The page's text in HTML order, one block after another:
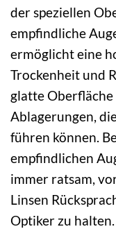
der speziellen
empfindliche
ermöglicht eine
Trockenheit und
glatte
Ablagerungen,
führen können.
empfindlichen
immer ratsam,
Linsen
Optiker zu halten.